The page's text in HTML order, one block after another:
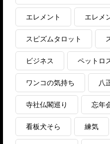
エレメント エレメ
スピズムタロット
ビジネス ペットロ
ワンコの気持ち 八
寺社仏閣巡り 忘年
看板犬そら 練気